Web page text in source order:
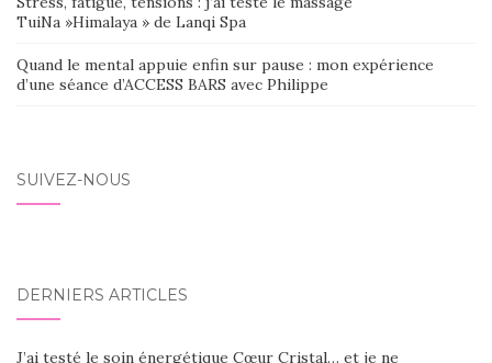
TuiNa »Himalaya » de Lanqi Spa
Quand le mental appuie enfin sur pause : mon expérience
d’une séance d’ACCESS BARS avec Philippe
SUIVEZ-NOUS
DERNIERS ARTICLES
J’ai testé le soin énergétique Cœur Cristal… et je ne